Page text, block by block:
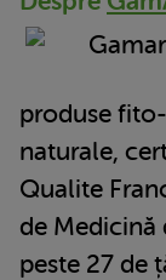
produse
naturale,
Qualite
de Medicină
peste 27 de